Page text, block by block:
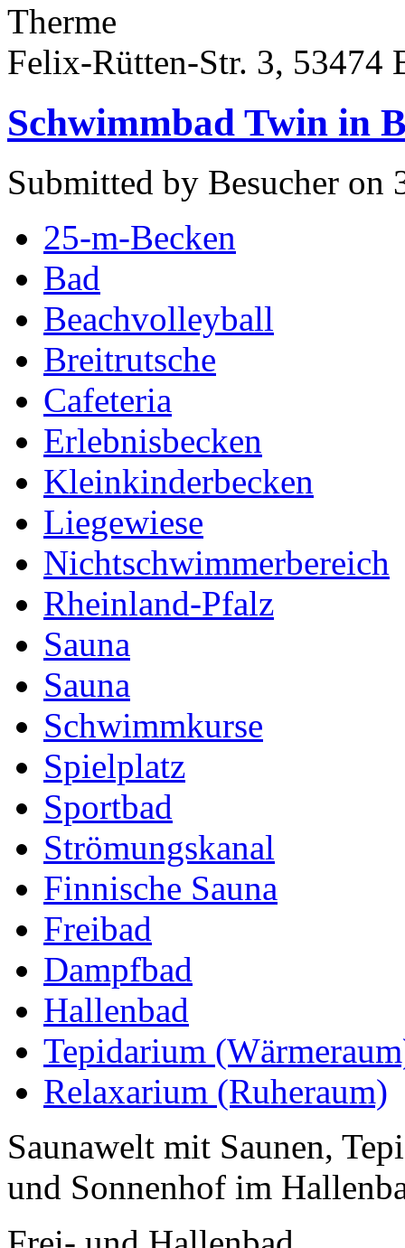
Therme
Felix-Rütten-Str. 3, 53474
Schwimmbad Twin in
Submitted by Besucher on
25-m-Becken
Bad
Beachvolleyball
Breitrutsche
Cafeteria
Erlebnisbecken
Kleinkinderbecken
Liegewiese
Nichtschwimmerbereich
Rheinland-Pfalz
Sauna
Sauna
Schwimmkurse
Spielplatz
Sportbad
Strömungskanal
Finnische Sauna
Freibad
Dampfbad
Hallenbad
Tepidarium
Relaxarium (Ruheraum)
Saunawelt mit Saunen,
und Sonnenhof im